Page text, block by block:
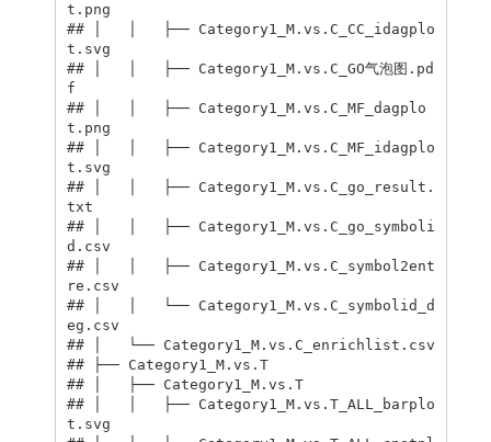
t.png
## │   │   ├── Category1_M.vs.C_CC_idagplo
t.svg
## │   │   ├── Category1_M.vs.C_GO气泡图.pd
f
## │   │   ├── Category1_M.vs.C_MF_dagplo
t.png
## │   │   ├── Category1_M.vs.C_MF_idagplo
t.svg
## │   │   ├── Category1_M.vs.C_go_result.
txt
## │   │   ├── Category1_M.vs.C_go_symboli
d.csv
## │   │   ├── Category1_M.vs.C_symbol2ent
re.csv
## │   │   └── Category1_M.vs.C_symbolid_d
eg.csv
## │   └── Category1_M.vs.C_enrichlist.csv
## ├── Category1_M.vs.T
## │   ├── Category1_M.vs.T
## │   │   ├── Category1_M.vs.T_ALL_barplo
t.svg